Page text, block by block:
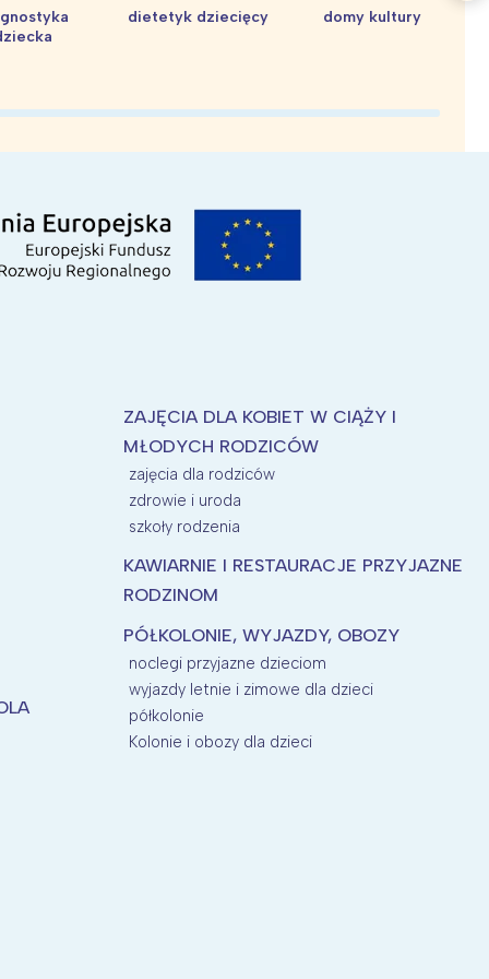
dietetyk dziecięcy
domy kultury
ZAJĘCIA DLA KOBIET W CIĄŻY I
MŁODYCH RODZICÓW
zajęcia dla rodziców
zdrowie i uroda
szkoły rodzenia
KAWIARNIE I RESTAURACJE PRZYJAZNE
RODZINOM
PÓŁKOLONIE, WYJAZDY, OBOZY
noclegi przyjazne dzieciom
wyjazdy letnie i zimowe dla dzieci
półkolonie
Kolonie i obozy dla dzieci